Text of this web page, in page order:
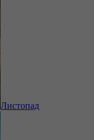
Листопад